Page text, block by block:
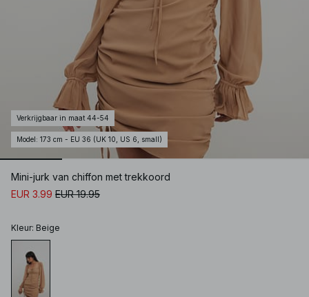
Verkrijgbaar in maat 44-54
Model : 173 cm - EU 36 (UK 10, US 6, small)
Mini-jurk van chiffon met trekkoord
EUR 3.99 EUR 19.95
Kleur: Beige